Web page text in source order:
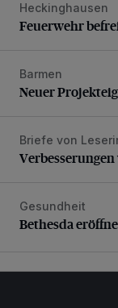
Feuerwehr
Heckinghausen
Feuerwehr
Neuer
Barmen
Neuer
Briefe von
Bethesda
Gesundheit
Bethesda